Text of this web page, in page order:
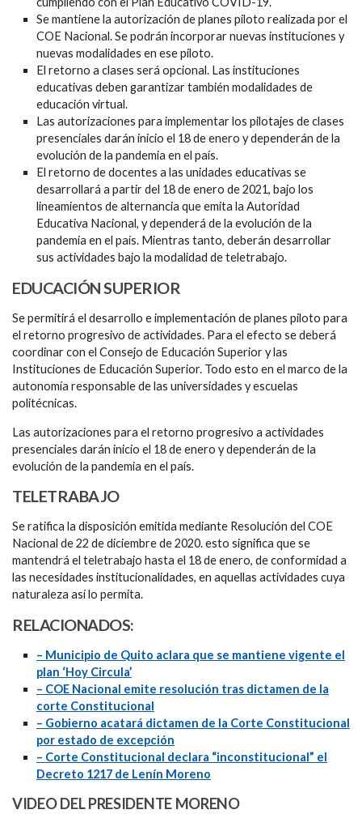
Se mantiene la autorización de planes piloto realizada por el
COE Nacional. Se podrán incorporar nuevas instituciones y
nuevas modalidades en ese piloto.
El retorno a clases será opcional. Las instituciones
educativas deben garantizar también modalidades de
educación virtual.
Las autorizaciones para implementar los pilotajes de clases
presenciales darán inicio el 18 de enero y dependerán de la
evolución de la pandemia en el país.
El retorno de docentes a las unidades educativas se
desarrollará a partir del 18 de enero de 2021, bajo los
lineamientos de alternancia que emita la Autoridad
Educativa Nacional, y dependerá de la evolución de la
pandemia en el país. Mientras tanto, deberán desarrollar
sus actividades bajo la modalidad de teletrabajo.
EDUCACIÓN SUPERIOR
Se permitirá el desarrollo e implementación de planes piloto para
el retorno progresivo de actividades. Para el efecto se deberá
coordinar con el Consejo de Educación Superior y las
Instituciones de Educación Superior. Todo esto en el marco de la
autonomía responsable de las universidades y escuelas
politécnicas.
Las autorizaciones para el retorno progresivo a actividades
presenciales darán inicio el 18 de enero y dependerán de la
evolución de la pandemia en el país.
TELETRABAJO
Se ratifica la disposición emitida mediante Resolución del COE
Nacional de 22 de diciembre de 2020. esto significa que se
mantendrá el teletrabajo hasta el 18 de enero, de conformidad a
las necesidades institucionalidades, en aquellas actividades cuya
naturaleza así lo permita.
RELACIONADOS:
– Municipio de Quito aclara que se mantiene vigente el
plan ‘Hoy Circula’
– COE Nacional emite resolución tras dictamen de la
corte Constitucional
– Gobierno acatará dictamen de la Corte Constitucional
por estado de excepción
– Corte Constitucional declara “inconstitucional” el
Decreto 1217 de Lenín Moreno
VIDEO DEL PRESIDENTE MORENO